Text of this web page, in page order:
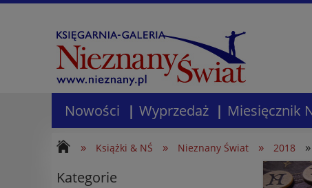
Nowości Wyprzedaż Miesięcznik
» Książki & NŚ » Nieznany Świat » 2018 »
Kategorie